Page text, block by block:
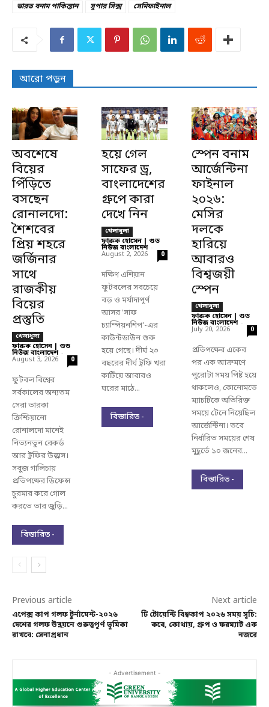
ভারত বনাম পাকিস্তান
সুপার সিক্স সেমিফাইনাল
আরো পড়ুন
অবশেষে
বিয়ের
পিঁড়িতে
বসছেন
রোনালদো:
শৈশবের
প্রিয় শহরে
জর্জিনার
সাথে
রাজকীয়
বিয়ের
প্রস্তুতি
খেলাধুলা
ফারুক হোসেন | গুড
নিউজ বাংলাদেশ -
August 3, 2026 0
ফুটবল বিশ্বের
সর্বকালের অন্যতম
সেরা তারকা
ক্রিশ্চিয়ানো
রোনালদো মানেই
নিত্যনতুন রেকর্ড
আর ট্রফির উল্লাস।
সবুজ গালিচায়
প্রতিপক্ষের ডিফেন্স
চুরমার করে গোল
করতে তার জুড়ি...
বিস্তারিত -
হয়ে গেল
সাফের ড্র,
বাংলাদেশের
গ্রুপে কারা
দেখে নিন
খেলাধুলা
ফারুক হোসেন | গুড
নিউজ বাংলাদেশ -
August 2, 2026 0
দক্ষিণ এশিয়ান
ফুটবলের সবচেয়ে
বড় ও মর্যাদাপূর্ণ
আসর 'সাফ
চ্যাম্পিয়নশিপ'-এর
কাউন্টডাউন শুরু
হয়ে গেছে। দীর্ঘ ২৩
বছরের দীর্ঘ ট্রফি খরা
কাটিয়ে আবারও
ঘরের মাঠে...
বিস্তারিত -
স্পেন বনাম
আর্জেন্টিনা
ফাইনাল
২০২৬:
মেসির
দলকে
হারিয়ে
আবারও
বিশ্বজয়ী
স্পেন
খেলাধুলা
ফারুক হোসেন | গুড
নিউজ বাংলাদেশ -
July 20, 2026 0
প্রতিপক্ষের একের
পর এক আক্রমণে
পুরোটা সময় পিষ্ট হয়ে
থাকলেও, কোনোমতে
ম্যাচটিকে অতিরিক্ত
সময়ে টেনে নিয়েছিল
আর্জেন্টিনা। তবে
নির্ধারিত সময়ের শেষ
মুহূর্তে ১০ জনের...
বিস্তারিত -
Previous article
এপেক্স কাপ গলফ টুর্নামেন্ট-২০২৬
দেশের গলফ উন্নয়নে গুরুত্বপূর্ণ ভূমিকা
রাখবে: সেনাপ্রধান
Next article
টি টোয়েন্টি বিশ্বকাপ ২০২৬ সময় সূচি:
কবে, কোথায়, গ্রুপ ও ফরম্যাট এক
নজরে
- Advertisement -